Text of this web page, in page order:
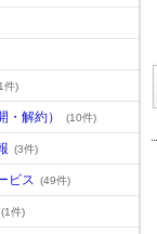
件)
・解約） (10件)
(3件)
ビス (49件)
(1件)